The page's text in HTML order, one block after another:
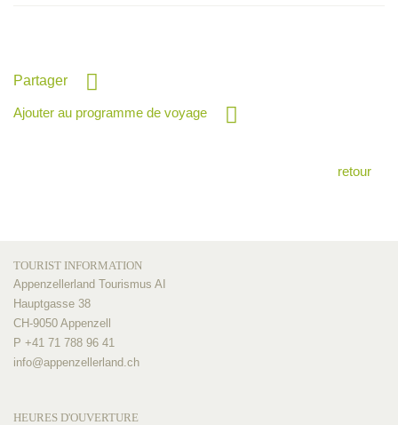
Partager
Ajouter au programme de voyage
retour
TOURIST INFORMATION
Appenzellerland Tourismus AI
Hauptgasse 38
CH-9050 Appenzell
P +41 71 788 96 41
info@appenzellerland.ch
HEURES D'OUVERTURE